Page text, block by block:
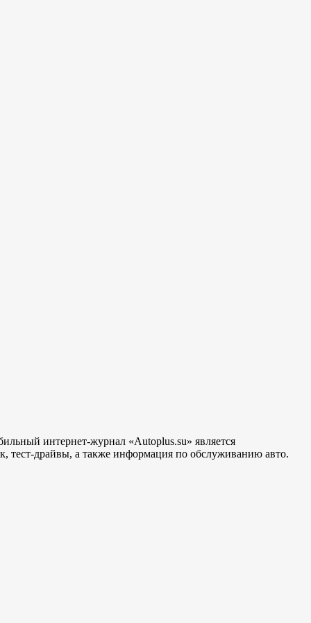
интернет-журнал «Autoplus.su» является
тест-драйвы, а также информация по обслуживанию авто.